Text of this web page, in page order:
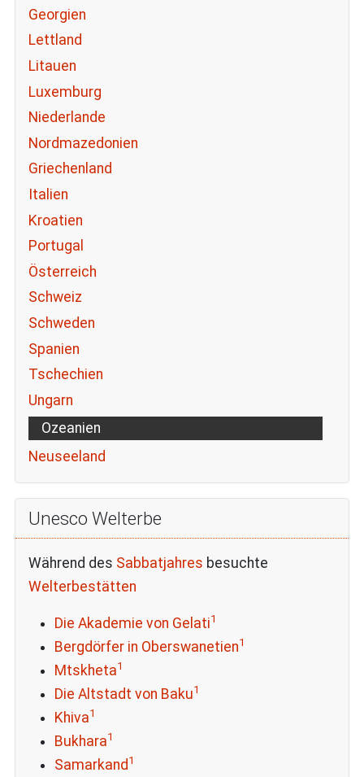
Georgien
Lettland
Litauen
Luxemburg
Niederlande
Nordmazedonien
Griechenland
Italien
Kroatien
Portugal
Österreich
Schweiz
Schweden
Spanien
Tschechien
Ungarn
Ozeanien
Neuseeland
Unesco Welterbe
Während des Sabbatjahres besuchte
Welterbestätten
Die Akademie von Gelati1
Bergdörfer in Oberswanetien1
Mtskheta1
Die Altstadt von Baku1
Khiva1
Bukhara1
Samarkand 1